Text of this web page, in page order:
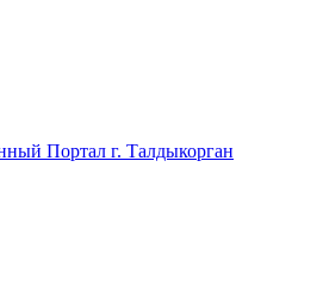
Портал г. Талдыкорган